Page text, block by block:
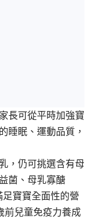
長可從平時加強寶
睡眠、運動品質，
，仍可挑選含有母
菌、母乳寡醣
寶寶全面性的營
前兒童免疫力養成